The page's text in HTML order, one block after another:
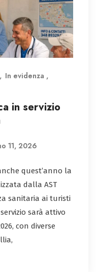
In evidenza
in servizio
11, 2026
quest’anno la
dalla AST
sanitaria ai turisti
sarà attivo
con diverse